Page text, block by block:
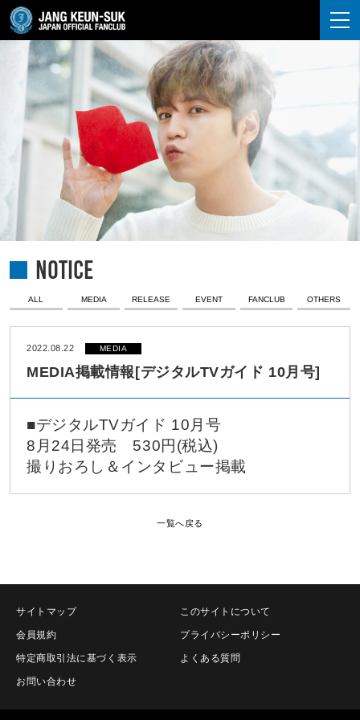
NOTICE
ALL MEDIA RELEASE EVENT FANCLUB OTHERS
2022.08.22 MEDIA
MEDIA掲載情報[デジタルTVガイド 10月号]
■デジタルTVガイド 10月号
8月24日発売 530円(税込)
撮りおろし＆インタビュー掲載
一覧へ戻る
サイトマップ このサイトについて
会員規約 プライバシーポリシー
特定商取引法に基づく表示 よくある質問
お問い合わせ